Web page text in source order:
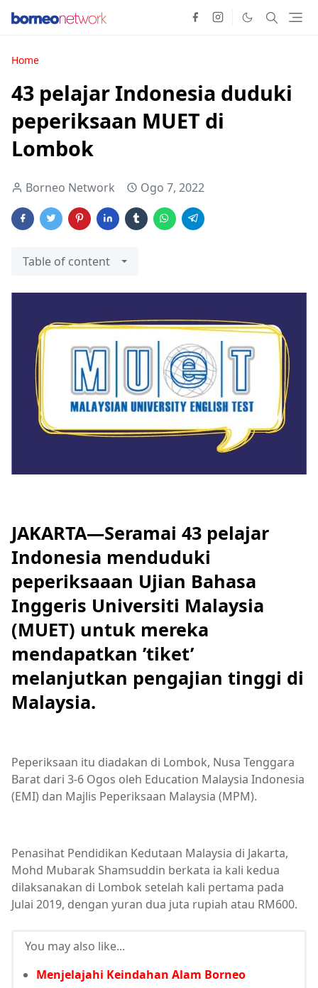
Home
43 pelajar Indonesia duduki
peperiksaan MUET di
Lombok
Borneo Network Ogo 7, 2022
Table of content
JAKARTA—Seramai 43 pelajar
Indonesia menduduki
peperiksaaan Ujian Bahasa
Inggeris Universiti Malaysia
(MUET) untuk mereka
mendapatkan ’tiket’
melanjutkan pengajian tinggi di
Malaysia.
Peperiksaan itu diadakan di Lombok, Nusa Tenggara
Barat dari 3-6 Ogos oleh Education Malaysia Indonesia
(EMI) dan Majlis Peperiksaan Malaysia (MPM).
Penasihat Pendidikan Kedutaan Malaysia di Jakarta,
Mohd Mubarak Shamsuddin berkata ia kali kedua
dilaksanakan di Lombok setelah kali pertama pada
Julai 2019, dengan yuran dua juta rupiah atau RM600.
You may also like...
Menjelajahi Keindahan Alam Borneo